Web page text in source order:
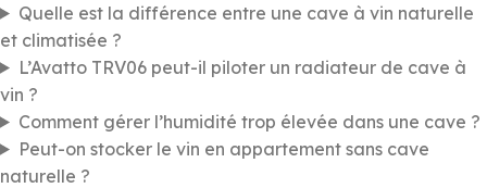
Quelle est la différence entre une cave à vin naturelle
et climatisée ?
L’Avatto TRV06 peut-il piloter un radiateur de cave à
vin ?
Comment gérer l’humidité trop élevée dans une cave ?
Peut-on stocker le vin en appartement sans cave
naturelle ?